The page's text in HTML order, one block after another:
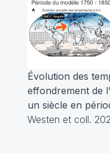
Évolution des
effondrement de
un siècle en
Westen et coll.